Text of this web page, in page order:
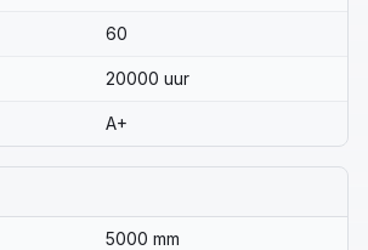
60
20000 uur
A+
5000 mm